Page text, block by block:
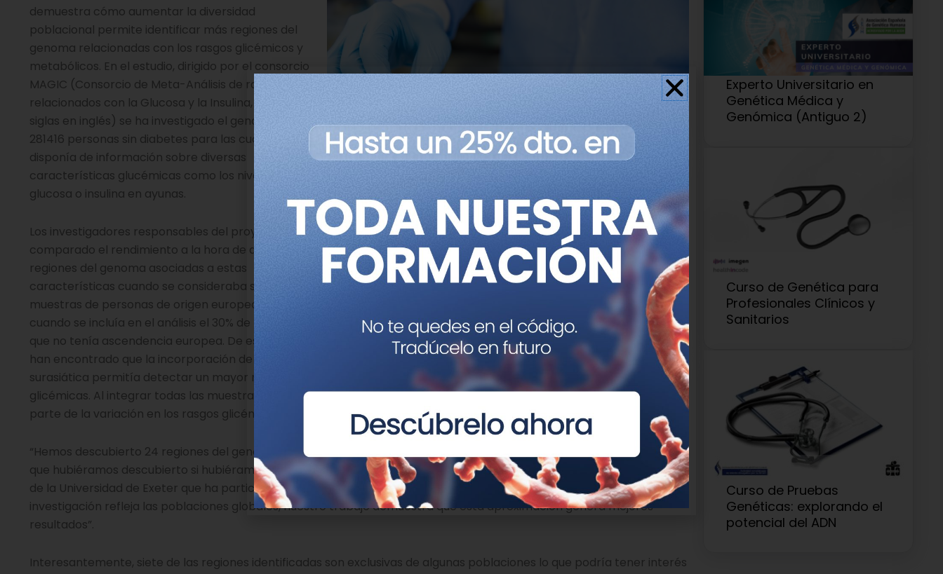
En el estudio se ha analizado el genoma de 281416 personas sin
diabetes para las cuales se disponía de información sobre
diversas características glucémicas como los niveles de glucosa
o insulina en ayunas. Imagen: Ahmad Ardity, Pixabay.
demuestra cómo aumentar la diversidad
poblacional permite identificar más regiones del
genoma relacionadas con los rasgos glicémicos y
metabólicos. En el estudio, dirigido por el consorcio
MAGIC (Consorcio de Meta-Análisis de rasgos
relacionados con la Glucosa y la Insulina, en sus
siglas en inglés) se ha investigado el genoma de
281416 personas sin diabetes para las cuales se
disponía de información sobre diversas
características glucémicas como los niveles de
glucosa o insulina en ayunas.
Los investigadores responsables del proyecto han
comparado el rendimiento a la hora de detectar
regiones del genoma asociadas a estas
características cuando se consideraba solo las
muestras de personas de origen europeo y
cuando se incluía en el análisis el 30% de personas
que no tenía ascendencia europea. De esta forma
han encontrado que la incorporación de las personas con ascendencia asiática, hispánica, afroamericana, africana y
surasiática permitía detectar un mayor número de regiones genómicas asociadas a diferentes características
glicémicas. Al integrar todas las muestras, el equipo ha identificado 242 de estas regiones que explican una pequeña
parte de la variación en los rasgos glicémicos.
“Hemos descubierto 24 regiones del genoma adicionales al influir cohortes que eran más diversas étnicamente de las
que hubiéramos descubierto si hubiéramos restringido nuestro trabajo a los europeos”, destaca Ji Chen, investigador
de la Universidad de Exeter que ha participado en el estudio. “Más allá de los argumentos para asegurar que la
investigación refleja las poblaciones globales, nuestro trabajo demuestra que esta aproximación genera mejores
resultados”.
Interesantemente, siete de las regiones identificadas son exclusivas de algunas poblaciones lo que podría tener interés
Experto Universitario en
Genética Médica y
Genómica (Antiguo 2)
Curso de Genética para
Profesionales Clínicos y
Sanitarios
Curso de Pruebas
Genéticas: explorando el
potencial del ADN